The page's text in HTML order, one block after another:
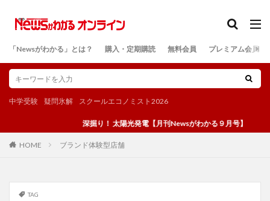
「Newsがわかる」とは？ 購入・定期購読 無料会員 プレミアム会員
中学受験 疑問氷解 スクールエコノミスト2026
深掘り！ 太陽光発電【月刊Newsがわかる９月号】
HOME ブランド体験型店舗
TAG
検索